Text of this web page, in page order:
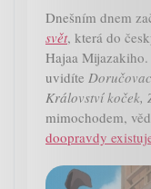
Dnešním dnem
svět, která do
Hajaa
uvidíte
Království koček,
mimochodem,
doopravdy